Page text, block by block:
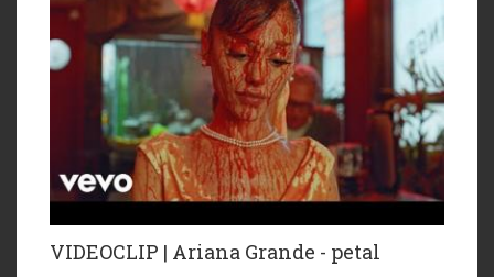
VIDEOCLIP | Ariana Grande - petal